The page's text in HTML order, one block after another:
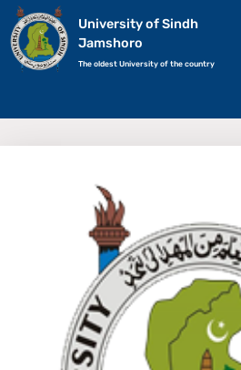
University of Sindh
Jamshoro
The oldest University of the country